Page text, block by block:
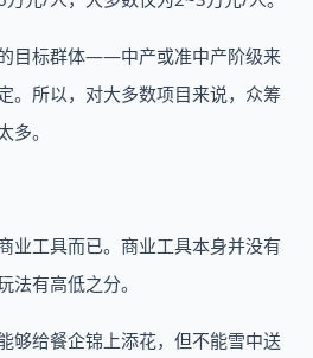
目标群体——中产或准中产阶级来
。所以，对大多数项目来说，众筹
多。
业工具而已。商业工具本身并没有
法有高低之分。
够给餐企锦上添花，但不能雪中送